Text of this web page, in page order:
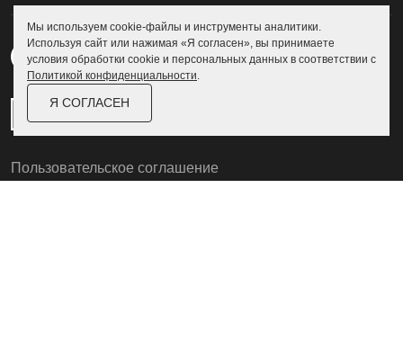
Пользовательское соглашение
Мы используем cookie-файлы и инструменты аналитики.
Используя сайт или нажимая «Я согласен», вы принимаете
условия обработки cookie и персональных данных в соответствии с
Политикой конфиденциальности.
Я СОГЛАСЕН